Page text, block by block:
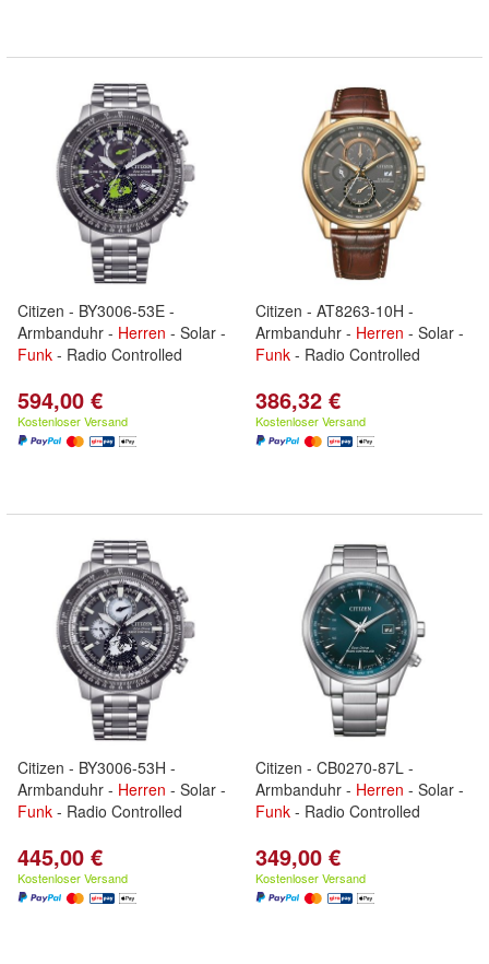
Citizen - BY3006-53E -
Armbanduhr - Herren - Solar -
Funk - Radio Controlled
594,00 €
Kostenloser Versand
Citizen - AT8263-10H -
Armbanduhr - Herren - Solar -
Funk - Radio Controlled
386,32 €
Kostenloser Versand
Citizen - BY3006-53H -
Armbanduhr - Herren - Solar -
Funk - Radio Controlled
445,00 €
Kostenloser Versand
Citizen - CB0270-87L -
Armbanduhr - Herren - Solar -
Funk - Radio Controlled
349,00 €
Kostenloser Versand